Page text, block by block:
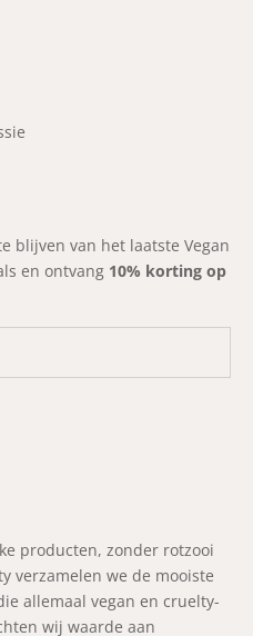
blijven van het laatste Vegan
en ontvang 10% korting op
producten, zonder rotzooi
verzamelen we de mooiste
allemaal vegan en cruelty-
wij waarde aan